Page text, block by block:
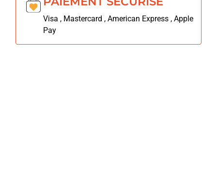
Visa , Mastercard , American Express , Apple
Pay